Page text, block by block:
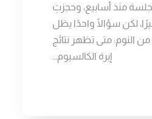
منذ أسابيع، وحجزتِ
لكن سؤالًا واحدًا يظل
النوم: متى تظهر نتائج
إبرة الكالسيوم…